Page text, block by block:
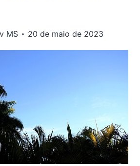
MS 20 de maio de 2023